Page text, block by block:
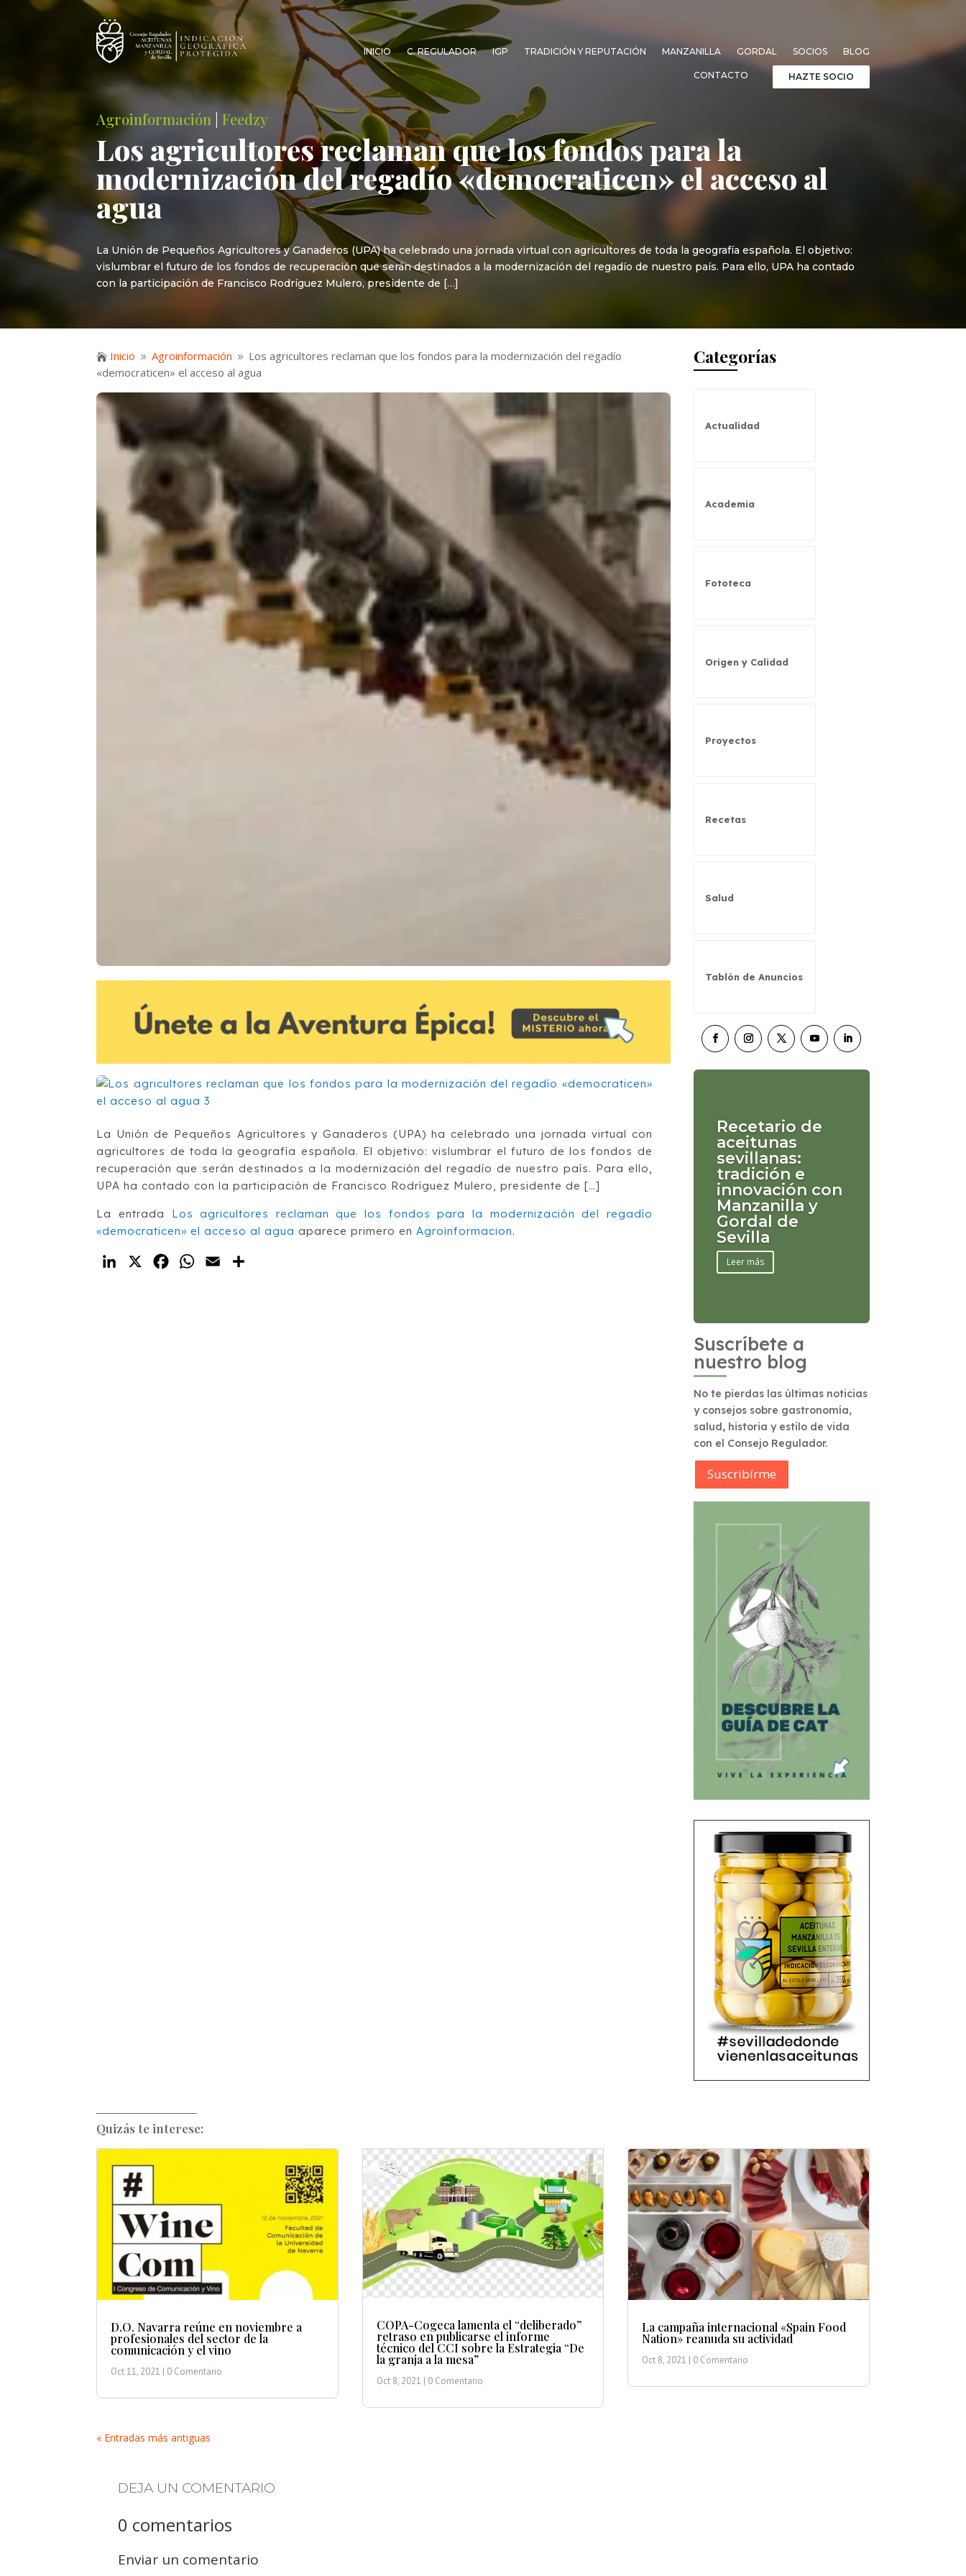
INICIO C. REGULADOR IGP TRADICIÓN Y REPUTACIÓN MANZANILLA GORDAL SOCIOS BLOG
CONTACTO HAZTE SOCIO
Agroinformación |Feedzy
Los agricultores reclaman que los fondos para la
modernización del regadío «democraticen» el acceso al
agua
La Unión de Pequeños Agricultores y Ganaderos (UPA) ha celebrado una jornada virtual con agricultores de toda la geografía española. El objetivo:
vislumbrar el futuro de los fondos de recuperación que serán destinados a la modernización del regadío de nuestro país. Para ello, UPA ha contado
con la participación de Francisco Rodríguez Mulero, presidente de […]
 Inicio 9 Agroinformación 9 Los agricultores reclaman que los fondos para la modernización del regadío
«democraticen» el acceso al agua
La Unión de Pequeños Agricultores y Ganaderos (UPA) ha celebrado una jornada virtual con
agricultores de toda la geografía española. El objetivo: vislumbrar el futuro de los fondos de
recuperación que serán destinados a la modernización del regadío de nuestro país. Para ello,
UPA ha contado con la participación de Francisco Rodríguez Mulero, presidente de […]
La entrada Los agricultores reclaman que los fondos para la modernización del regadío
«democraticen» el acceso al agua aparece primero en Agroinformacion.
LinkedIn
X FacebookWhatsApp
Email
Categorías
Actualidad
Academia
Fototeca
Origen y Calidad
Proyectos
Recetas
Salud
Tablón de Anuncios
Recetario de
aceitunas
sevillanas:
tradición e
innovación con
Manzanilla y
Gordal de
Sevilla
Leer más
Suscríbete a
nuestro blog
No te pierdas las últimas noticias
y consejos sobre gastronomía,
salud, historia y estilo de vida
con el Consejo Regulador.
Suscribírme
Quizás te interese:
D.O. Navarra reúne en noviembre a
profesionales del sector de la
comunicación y el vino
Oct 11, 2021 | 0 Comentario
COPA-Cogeca lamenta el “deliberado”
retraso en publicarse el informe
técnico del CCI sobre la Estrategia “De
la granja a la mesa”
Oct 8, 2021 | 0 Comentario
La campaña internacional «Spain Food
Nation» reanuda su actividad
Oct 8, 2021 | 0 Comentario
« Entradas más antiguas
DEJA UN COMENTARIO
0 comentarios
Enviar un comentario